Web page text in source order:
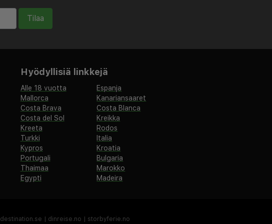
Tilaa
Hyödyllisiä linkkejä
Alle 18 vuotta
Espanja
Mallorca
Kanariansaaret
Costa Brava
Costa Blanca
Costa del Sol
Kreikka
Kreeta
Rodos
Turkki
Italia
Kypros
Kroatia
Portugali
Bulgaria
Thaimaa
Marokko
Egypti
Madeira
destination.se dinreise.no storbyferie.no